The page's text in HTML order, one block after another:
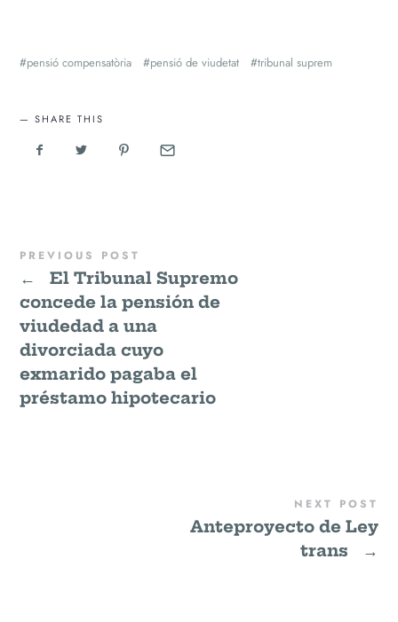
pensió compensatòria pensió de viudetat tribunal suprem
SHARE THIS
PREVIOUS POST
←
El Tribunal Supremo
concede la pensión de
viudedad a una
divorciada cuyo
exmarido pagaba el
préstamo hipotecario
NEXT POST
Anteproyecto de Ley
trans
→